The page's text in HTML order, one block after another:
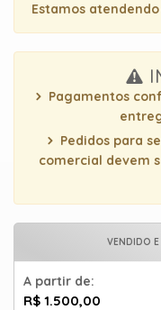
Estamos
Pagamentos
Pedidos para
comercial devem
VENDIDO E
A partir de:
R$ 1.500,00